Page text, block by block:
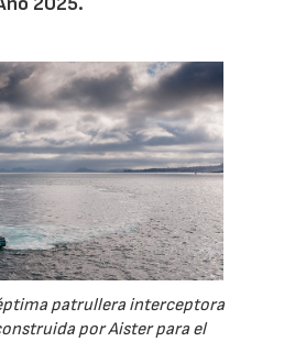
patrullera interceptora
por Aister para el